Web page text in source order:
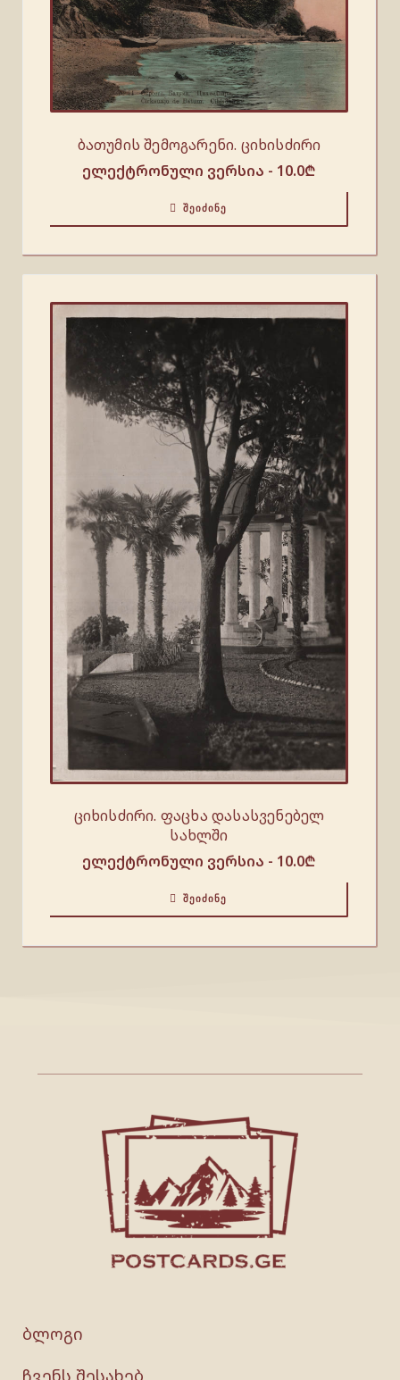
ბათუმის შემოგარენი. ციხისძირი
ელექტრონული ვერსია - 10.0₾
ᲨᲔᲘᲫᲘᲜᲔ
ციხისძირი. ფაცხა დასასვენებელ
სახლში
ელექტრონული ვერსია - 10.0₾
ᲨᲔᲘᲫᲘᲜᲔ
ბლოგი
ჩვენს შესახებ